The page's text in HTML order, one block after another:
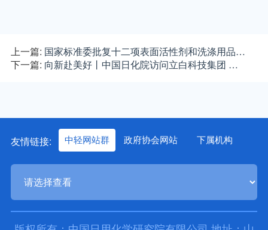
上一篇: 国家标准委批复十二项表面活性剂和洗涤用品…
下一篇: 向新赴美好丨中国日化院访问立白科技集团 …
友情链接: 中轻网站群 政府协会网站 下属机构